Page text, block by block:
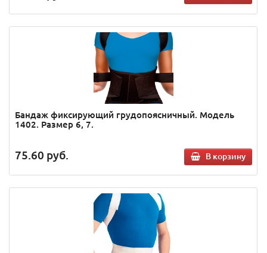
Бандаж фиксирующий грудопоясничный. Модель
1402. Размер 6, 7.
75.60 руб. В корзину